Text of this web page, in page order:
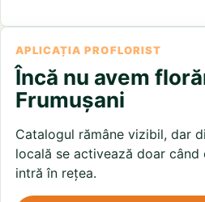
APLICAȚIA PROFLORIST
Încă nu avem
Frumușani
Catalogul rămâne vizibil, dar
locală se activează doar
intră în rețea.